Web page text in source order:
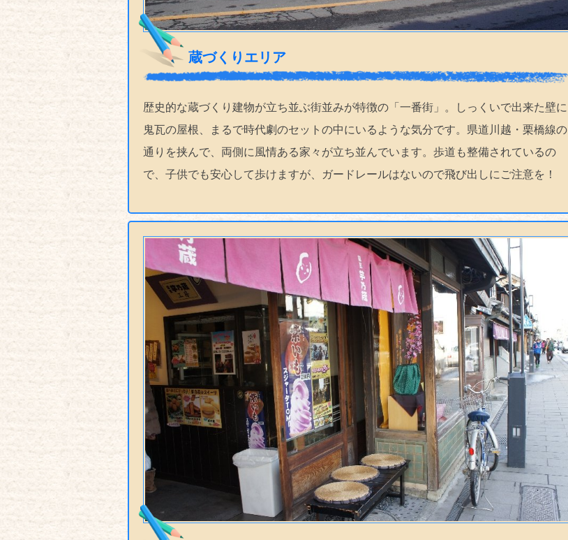
蔵づくりエリア
歴史的な蔵づくり建物が立ち並ぶ街並みが特徴の「一番街」。しっくいで出来た壁に
鬼瓦の屋根、まるで時代劇のセットの中にいるような気分です。県道川越・栗橋線の
通りを挟んで、両側に風情ある家々が立ち並んでいます。歩道も整備されているの
で、子供でも安心して歩けますが、ガードレールはないので飛び出しにご注意を！